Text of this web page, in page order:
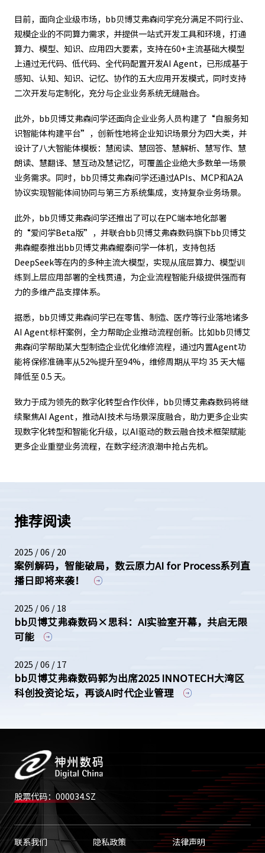
目前，面向企业级市场，bb贝博艾弗森问学充分满足不同行业、
规模企业的不同算力需求，并提供一站式开发工具和环境，打通
算力、模型、知识、应用四大要素，支持在60+主流基础大模型
上通过无代码、低代码、全代码配置开发AI Agent，已形成基于
感知、认知、知识、记忆、协作的五大应用开发模式，同时支持
二次开发与定制化，充分与企业业务系统无缝融合。
此外，bb贝博艾弗森问学还面向企业业务人员构建了“自服务知
识智能体构建平台”，创新性地将企业知识场景分为四大类，并
设计了八大智能体模板：慧阅读、慧回答、慧解析、慧写作、慧
朗读、慧翻译、慧互动及慧记忆，可覆盖企业绝大多数单一场景
业务需求。同时，bb贝博艾弗森问学还通过APIs、MCP和A2A
协议实现智能体间协同与第三方系统集成，支持复杂业务场景。
此外，bb贝博艾弗森问学还推出了可以在PC端本地化部署
的“爱问学Beta版”，并联合bb贝博艾弗森数码旗下bb贝博艾
弗森鲲泰推出bb贝博艾弗森鲲泰问学一体机，支持包括
DeepSeek等在内的多种主流大模型，实现从底层算力、模型训
练到上层应用部署的全栈贯通，为企业流程智能升级提供强而有
力的多维产品支撑体系。
据悉，bb贝博艾弗森问学已在零售、制造、医疗等行业落地诸多
AI Agent标杆案例，全力帮助企业推动流程创新。比如bb贝博艾
弗森问学帮助某大型制造企业优化维修流程，通过内置Agent功
能将保修准确率从52%提升至94%，维修周期从平均 35 天大幅
降低至 0.5 天。
致力于成为领先的数字化转型合作伙伴，bb贝博艾弗森数码将继
续聚焦AI Agent，推动AI技术与场景深度融合，助力更多企业实
现数字化转型和智能化升级，以AI驱动的数云融合技术框架赋能
更多企业重塑业务流程，在数字经济浪潮中抢占先机。
推荐阅读
2025 / 06 / 20
案例解码，智能破局，数云原力AI for Process系列直
播日即将来袭！
2025 / 06 / 18
bb贝博艾弗森数码×思科：AI实验室开幕，共启无限
可能
2025 / 06 / 17
bb贝博艾弗森数码郭为出席2025 INNOTECH大湾区
科创投资论坛，再谈AI时代企业管理
股票代码：000034.SZ
联系我们 隐私政策 法律声明